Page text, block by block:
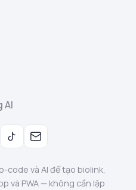
AI
code và AI để tạo biolink,
và PWA — không cần lập